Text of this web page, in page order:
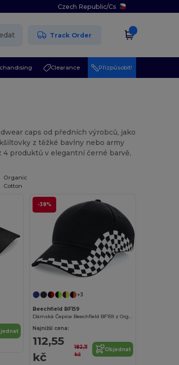
Czech Republic/Cs
Track Order
Clearance Přizpůsobit!
caps od předních výrobců, jako
z těžké bavlny nebo army
4 produktů v elegantní černé barvě,
-38%
Organic
Cotton
+3
Beechfield BF159
Dámská Čepice Beechfield BF159 z Organické Bavlny
Najnižší cena:
112,55
kč
182,11
kč
Objednat